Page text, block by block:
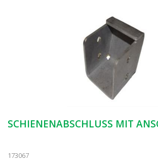
SCHIENENABSCHLUSS MIT
173067